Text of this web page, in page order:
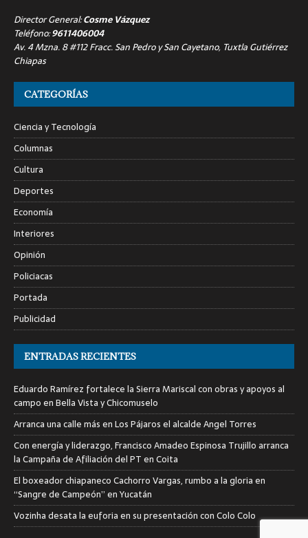
Director General:Cosme Vázquez
Teléfono:9611406004
Av. 4 Mzna. 8 #112 Fracc. San Pedro y San Cayetano, Tuxtla Gutiérrez
Chiapas
CATEGORÍAS
Ciencia y Tecnología
Columnas
Cultura
Deportes
Economía
Interiores
Opinión
Policiacas
Portada
Publicidad
ENTRADAS RECIENTES
Eduardo Ramírez fortalece la Sierra Mariscal con obras y apoyos al
campo en Bella Vista y Chicomuselo
Arranca una calle más en Los Pájaros el alcalde Angel Torres
Con energía y liderazgo, Francisco Amadeo Espinosa Trujillo arranca
la Campaña de Afiliación del PT en Coita
El boxeador chiapaneco Cachorro Vargas, rumbo a la gloria en
“Sangre de Campeón” en Yucatán
Vozinha desata la euforia en su presentación con Colo Colo